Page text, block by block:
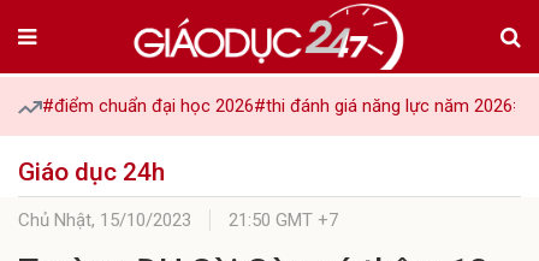
#điểm chuẩn đại học 2026#thi đánh giá năng lực năm 2026
Giáo dục 24h
Chủ Nhật, 15/10/2023 21:50 GMT +7